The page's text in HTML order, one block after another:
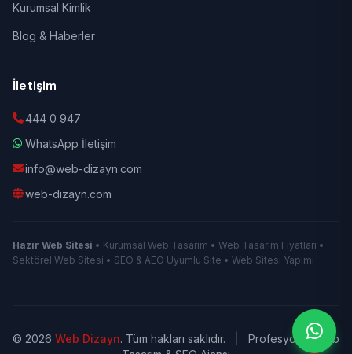
Kurumsal Kimlik
Blog & Haberler
İletişim
444 0 947
WhatsApp İletişim
info@web-dizayn.com
web-dizayn.com
Hazır Web Sitesi • Kurumsal Web Tasarım • Web Tasarım Fiyatları •
Sektörel Web Sitesi • SEO & AEO Uyumlu Site • Web Sitesi Yapımı
© 2026 Web Dizayn. Tüm hakları saklıdır.
Profesyonel Web